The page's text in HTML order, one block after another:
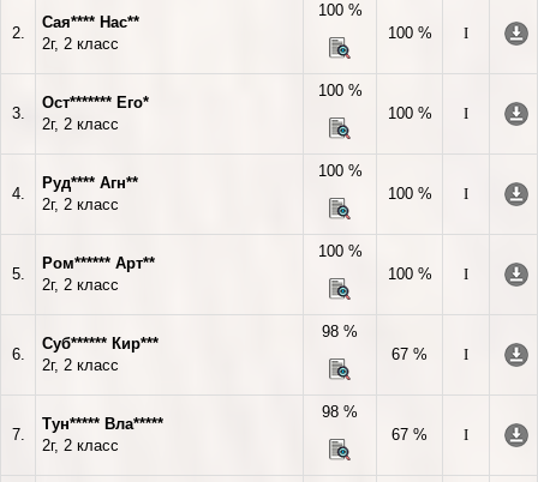
2.
Сая**** Нас**
2г, 2 класс
100 %
100 %
I
3.
Ост******* Его*
2г, 2 класс
100 %
100 %
I
4.
Руд**** Агн**
2г, 2 класс
100 %
100 %
I
5.
Ром****** Арт**
2г, 2 класс
100 %
100 %
I
6.
Суб****** Кир***
2г, 2 класс
98 %
67 %
I
7.
Тун***** Вла*****
2г, 2 класс
98 %
67 %
I